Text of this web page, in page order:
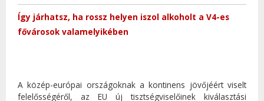
Így járhatsz, ha rossz helyen iszol alkoholt a V4-es
fővárosok valamelyikében
A közép-európai országoknak a kontinens jövőjéért viselt
felelősségéről, az EU új tisztségviselőinek kiválasztási